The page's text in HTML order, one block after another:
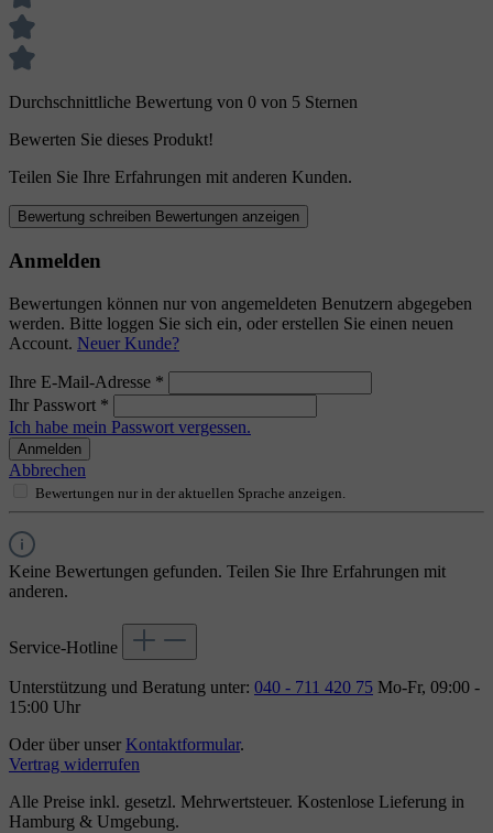
Durchschnittliche Bewertung von 0 von 5 Sternen
Bewerten Sie dieses Produkt!
Teilen Sie Ihre Erfahrungen mit anderen Kunden.
Bewertung schreiben Bewertungen anzeigen
Anmelden
Bewertungen können nur von angemeldeten Benutzern abgegeben
werden. Bitte loggen Sie sich ein, oder erstellen Sie einen neuen
Account. Neuer Kunde?
Ihre E-Mail-Adresse *
Ihr Passwort *
Ich habe mein Passwort vergessen.
Anmelden
Abbrechen
Bewertungen nur in der aktuellen Sprache anzeigen.
Keine Bewertungen gefunden. Teilen Sie Ihre Erfahrungen mit
anderen.
Service-Hotline
Unterstützung und Beratung unter: 040 - 711 420 75 Mo-Fr, 09:00 -
15:00 Uhr
Oder über unser Kontaktformular.
Vertrag widerrufen
Alle Preise inkl. gesetzl. Mehrwertsteuer. Kostenlose Lieferung in
Hamburg & Umgebung.